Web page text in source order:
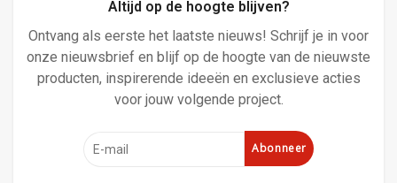
Altijd op de hoogte blijven?
Ontvang als eerste het laatste nieuws! Schrijf je in voor
onze nieuwsbrief en blijf op de hoogte van de nieuwste
producten, inspirerende ideeën en exclusieve acties
voor jouw volgende project.
Abonneer